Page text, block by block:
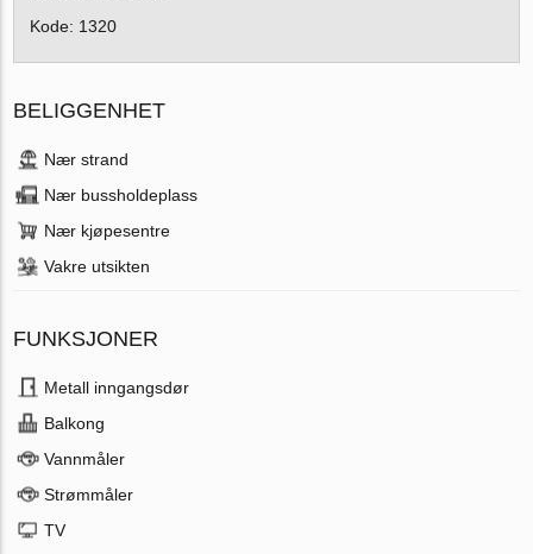
Kode: 1320
BELIGGENHET
Nær strand
Nær bussholdeplass
Nær kjøpesentre
Vakre utsikten
FUNKSJONER
Metall inngangsdør
Balkong
Vannmåler
Strømmåler
TV